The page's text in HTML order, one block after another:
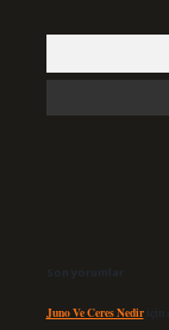
Son yorumlar
Juno Ve Ceres Nediriçin